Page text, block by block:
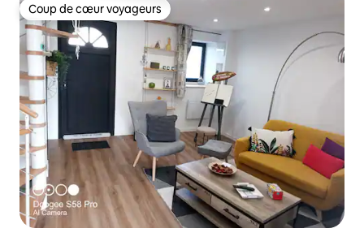
Coup de cœur voyageurs
Coup de cœur voyageurs